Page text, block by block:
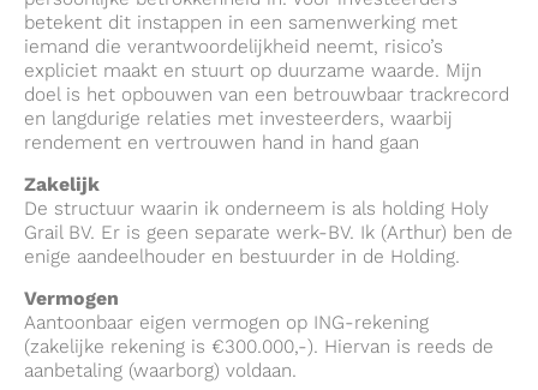
betekent dit instappen in een samenwerking met
iemand die verantwoordelijkheid neemt, risico’s
expliciet maakt en stuurt op duurzame waarde. Mijn
doel is het opbouwen van een betrouwbaar trackrecord
en langdurige relaties met investeerders, waarbij
rendement en vertrouwen hand in hand gaan
Zakelijk
De structuur waarin ik onderneem is als holding Holy
Grail BV. Er is geen separate werk-BV. Ik (Arthur) ben de
enige aandeelhouder en bestuurder in de Holding.
Vermogen
Aantoonbaar eigen vermogen op ING-rekening
(zakelijke rekening is €300.000,-). Hiervan is reeds de
aanbetaling (waarborg) voldaan.